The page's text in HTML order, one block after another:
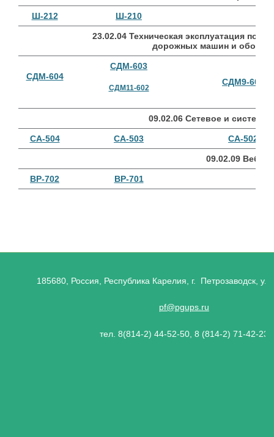
Ш-212 Ш-210
23.02.04 Техническая эксплуатация
дорожных машин и
СДМ-604
СДМ-603
СДМ11-602
СДМ9-602
09.02.06 Сетевое и
СА-504 СА-503 СА-502
09.02.09 Веб-
ВР-702 ВР-701
185680, Россия, Республика Карелия, г. Петрозаводск,
pf@pgups.ru
тел. 8(814-2) 44-52-50, 8 (814-2) 71-42-23